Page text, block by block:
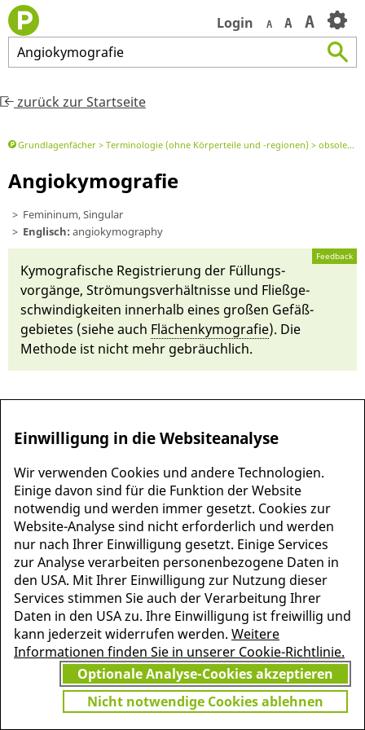
Login A A A
Angiokymografie
zurück zur Startseite
Grundlagenfächer Terminologie (ohne Körperteile und -regionen) obsoleter med. Begriff
Angiokymografie
Femininum, Singular
Englisch: angiokymography
Feedback
Kymo­grafische Registrierung der Fül­lungs­
vorgän­ge, Strömungs­verhält­nis­se und Fließ­ge­
schwindigkeiten in­ner­halb ei­nes großen Ge­fäß­
gebie­tes (siehe auch Flächenkymo­grafie). Die
Methode ist nicht mehr gebräuch­lich.
MEHR INFORMATIONEN
ZU PSCHYREMBEL
JETZT
GRATIS TESTEN
Vielen Dank für Ihr Interesse
am Pschyrembel! Wenn Sie
Einwilligung in die Websiteanalyse
Wir verwenden Cookies und andere Technologien.
Einige davon sind für die Funktion der Website
notwendig und werden immer gesetzt. Cookies zur
Website-Analyse sind nicht erforderlich und werden
nur nach Ihrer Einwilligung gesetzt. Einige Services
zur Analyse verarbeiten personenbezogene Daten in
den USA. Mit Ihrer Einwilligung zur Nutzung dieser
Services stimmen Sie auch der Verarbeitung Ihrer
Daten in den USA zu. Ihre Einwilligung ist freiwillig und
kann jederzeit widerrufen werden. Weitere
Informationen finden Sie in unserer Cookie-Richtlinie.
Optionale Analyse-Cookies akzeptieren
Nicht notwendige Cookies ablehnen